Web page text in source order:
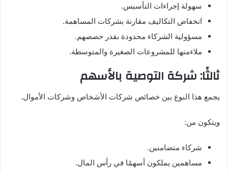
سهولة إجراءات التأسيس.
انخفاض التكاليف مقارنة بشركات المساهمة.
مسؤولية الشركاء محدودة بقدر حصصهم.
ملاءمتها للمشروعات الصغيرة والمتوسطة.
ثالثًا: شركة التوصية بالأسهم
يجمع هذا النوع بين خصائص شركات الأشخاص وشركات الأموال.
ويتكون من:
شركاء متضامنين.
مساهمين يملكون أسهمًا في رأس المال.